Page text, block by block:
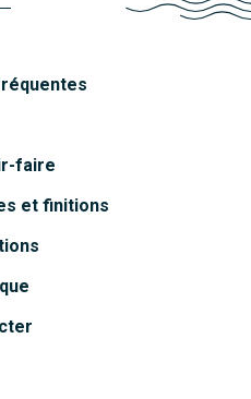
faire
et finitions